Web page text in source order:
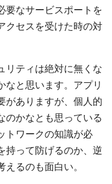
要なサービスポートを
クセスを受けた時の対
リティは絶対に無くな
なと思います。アプリ
がありますが、個人的
のかなとも思っている
トワークの知識が必
持って防げるのか、逆
るのも面白い。